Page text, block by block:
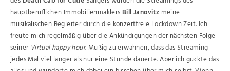
hauptberuflichen Immobilienmaklers Bill Janovitz meine
musikalischen Begleiter durch die konzertfreie Lockdown Zeit. Ich
freute mich regelmäßig über die Ankündigungen der nächsten Folge
seiner Virtual happy hour. Müßig zu erwähnen, dass das Streaming
jedes Mal viel länger als nur eine Stunde dauerte. Aber ich guckte das